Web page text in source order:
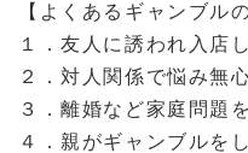
【よくあるギャンブル
１．友人に誘われ入店
２．対人関係で悩み無
３．離婚など家庭問題
４．親がギャンブルを